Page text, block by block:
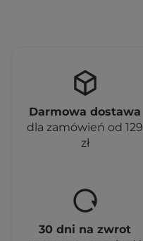
Darmowa dostawa
dla zamówień od 129
zł
30 dni na zwrot